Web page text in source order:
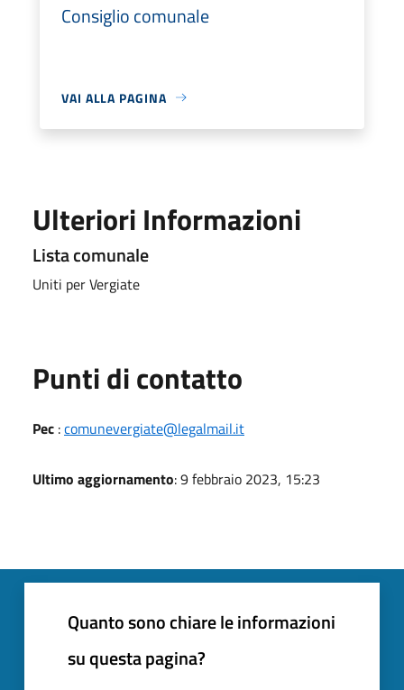
Consiglio comunale
VAI ALLA PAGINA
Ulteriori Informazioni
Lista comunale
Uniti per Vergiate
Punti di contatto
Pec :comunevergiate@legalmail.it
Ultimo aggiornamento: 9 febbraio 2023, 15:23
Quanto sono chiare le informazioni
su questa pagina?